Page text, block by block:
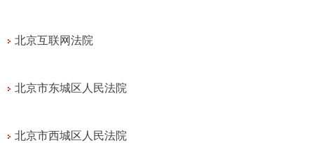
北京互联网法院
北京市东城区人民法院
北京市西城区人民法院